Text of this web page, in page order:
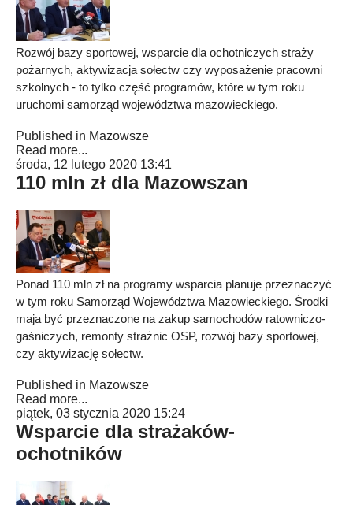
Rozwój bazy sportowej, wsparcie dla ochotniczych straży
pożarnych, aktywizacja sołectw czy wyposażenie pracowni
szkolnych - to tylko część programów, które w tym roku
uruchomi samorząd województwa mazowieckiego.
Published in Mazowsze
Read more...
środa, 12 lutego 2020 13:41
110 mln zł dla Mazowszan
Ponad 110 mln zł na programy wsparcia planuje przeznaczyć
w tym roku Samorząd Województwa Mazowieckiego. Środki
maja być przeznaczone na zakup samochodów ratowniczo-
gaśniczych, remonty strażnic OSP, rozwój bazy sportowej,
czy aktywizację sołectw.
Published in Mazowsze
Read more...
piątek, 03 stycznia 2020 15:24
Wsparcie dla strażaków-
ochotników